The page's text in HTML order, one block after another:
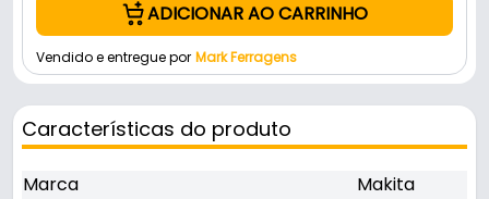
ADICIONAR AO CARRINHO
Vendido e entregue por Mark Ferragens
Características do produto
Marca
Makita